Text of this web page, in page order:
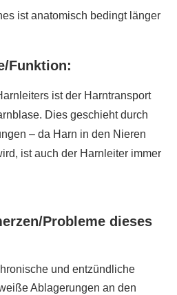
ist anatomisch bedingt länger
Funktion:
ist der Harntransport
Dies geschieht durch
– da Harn in den Nieren
ist auch der Harnleiter immer
Probleme dieses
und entzündliche
Ablagerungen an den